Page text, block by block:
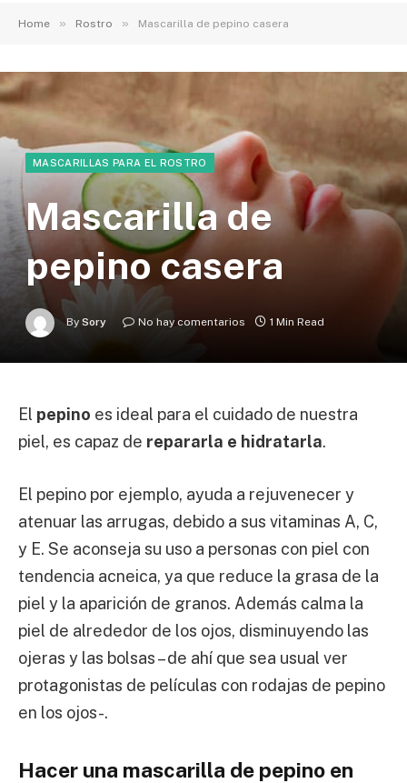
Home » Rostro » Mascarilla de pepino casera
MASCARILLAS PARA EL ROSTRO
Mascarilla de
pepino casera
By Sory No hay comentarios 1 Min Read
El pepino es ideal para el cuidado de nuestra
piel, es capaz de repararla e hidratarla.
El pepino por ejemplo, ayuda a rejuvenecer y
atenuar las arrugas, debido a sus vitaminas A, C,
y E. Se aconseja su uso a personas con piel con
tendencia acneica, ya que reduce la grasa de la
piel y la aparición de granos. Además calma la
piel de alrededor de los ojos, disminuyendo las
ojeras y las bolsas – de ahí que sea usual ver
protagonistas de películas con rodajas de pepino
en los ojos-.
Hacer una mascarilla de pepino en